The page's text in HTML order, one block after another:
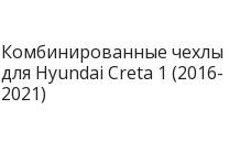
Комбинированные чехлы
для Hyundai Creta 1 (2016-
2021)